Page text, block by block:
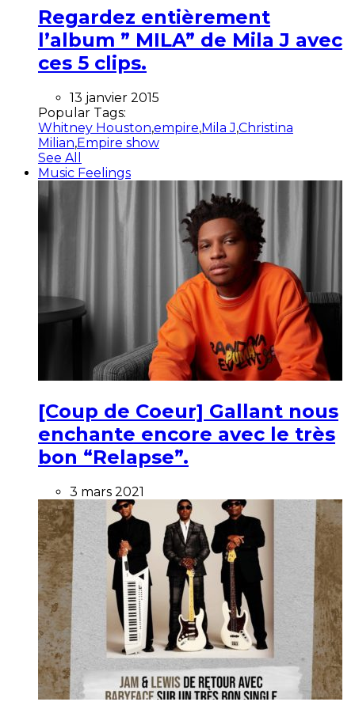
Regardez entièrement
l’album ” MILA” de Mila J avec
ces 5 clips.
13 janvier 2015
Popular Tags:
Whitney Houston,empire,Mila J,Christina
Milian,Empire show
See All
Music Feelings
[Coup de Coeur] Gallant nous
enchante encore avec le très
bon “Relapse”.
3 mars 2021